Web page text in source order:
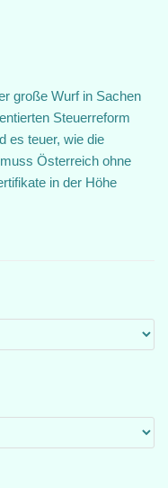
große Wurf in Sachen
Steuerreform
es teuer, wie die
Österreich ohne
in der Höhe